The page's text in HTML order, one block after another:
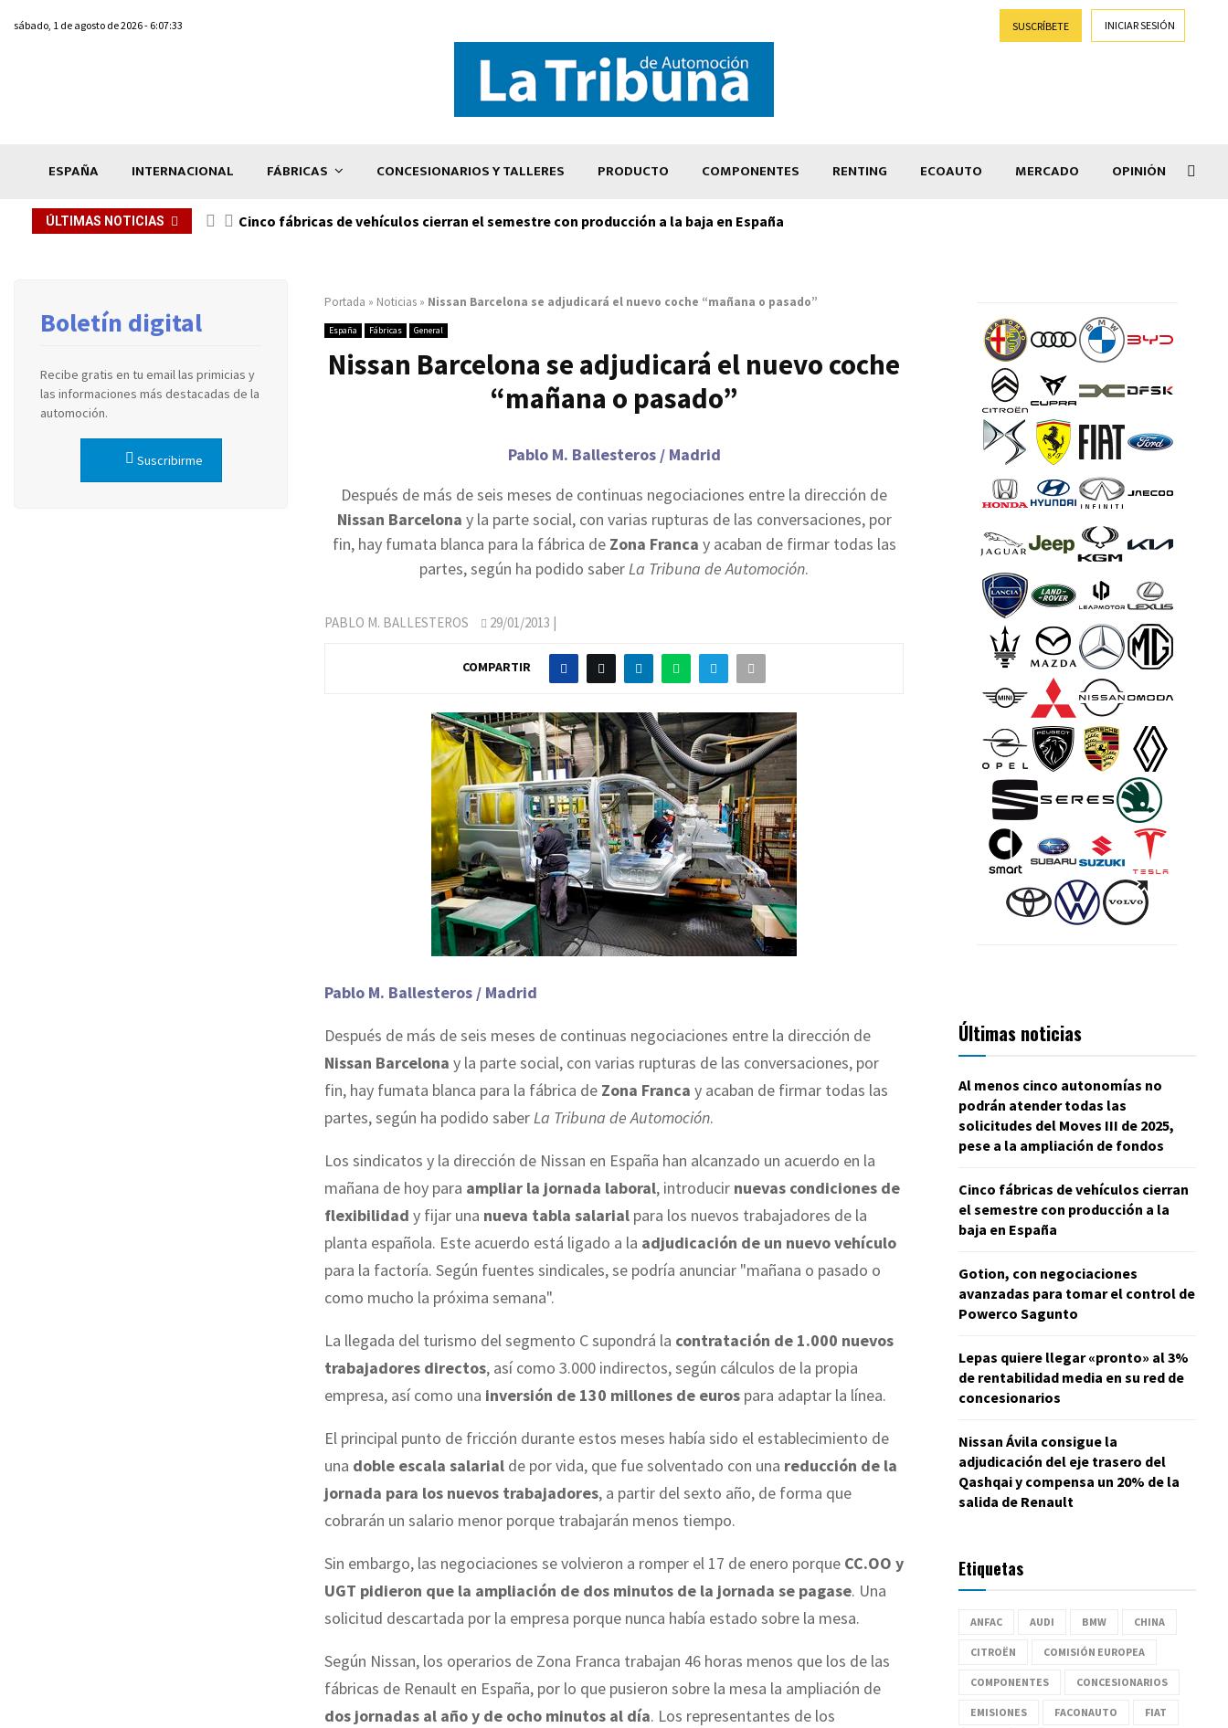
sábado, 1 de agosto de 2026 - 6:07:33 SUSCRÍBETE INICIAR SESIÓN
ESPAÑA INTERNACIONAL FÁBRICAS CONCESIONARIOS Y TALLERES PRODUCTO COMPONENTES RENTING ECOAUTO MERCADO OPINIÓN
ÚLTIMAS NOTICIAS Cinco fábricas de vehículos cierran el semestre con producción a la baja en España
Portada » Noticias » Nissan Barcelona se adjudicará el nuevo coche “mañana o pasado”
España Fábricas General
Nissan Barcelona se adjudicará el nuevo coche
“mañana o pasado”
Pablo M. Ballesteros / Madrid
Después de más de seis meses de continuas negociaciones entre la dirección de
Nissan Barcelona y la parte social, con varias rupturas de las conversaciones, por
fin, hay fumata blanca para la fábrica de Zona Franca y acaban de firmar todas las
partes, según ha podido saberLa Tribuna de Automoción.
PABLO M. BALLESTEROS 29/01/2013 |
COMPARTIR
Pablo M. Ballesteros / Madrid
Después de más de seis meses de continuas negociaciones entre la dirección de
Nissan Barcelona y la parte social, con varias rupturas de las conversaciones, por
fin, hay fumata blanca para la fábrica de Zona Franca y acaban de firmar todas las
partes, según ha podido saberLa Tribuna de Automoción.
Los sindicatos y la dirección de Nissan en España han alcanzado un acuerdo en la
mañana de hoy para ampliar la jornada laboral, introducir nuevas condiciones de
flexibilidad y fijar una nueva tabla salarial para los nuevos trabajadores de la
planta española. Este acuerdo está ligado a la adjudicación de un nuevo vehículo
para la factoría. Según fuentes sindicales, se podría anunciar "mañana o pasado o
como mucho la próxima semana".
La llegada del turismo del segmento C supondrá la contratación de 1.000 nuevos
trabajadores directos, así como 3.000 indirectos, según cálculos de la propia
empresa, así como una inversión de 130 millones de euros para adaptar la línea.
El principal punto de fricción durante estos meses había sido el establecimiento de
una doble escala salarial de por vida, que fue solventado con una reducción de la
jornada para los nuevos trabajadores, a partir del sexto año, de forma que
cobrarán un salario menor porque trabajarán menos tiempo.
Sin embargo, las negociaciones se volvieron a romper el 17 de enero porque CC.OO y
UGT pidieron que la ampliación de dos minutos de la jornada se pagase. Una
solicitud descartada por la empresa porque nunca había estado sobre la mesa.
Según Nissan, los operarios de Zona Franca trabajan 46 horas menos que los de las
fábricas de Renault en España, por lo que pusieron sobre la mesa la ampliación de
dos jornadas al año y de ocho minutos al día. Los representantes de los
Boletín digital
Recibe gratis en tu email las primicias y
las informaciones más destacadas de la
automoción.
Suscribirme
Últimas noticias
Al menos cinco autonomías no
podrán atender todas las
solicitudes del Moves III de 2025,
pese a la ampliación de fondos
Cinco fábricas de vehículos cierran
el semestre con producción a la
baja en España
Gotion, con negociaciones
avanzadas para tomar el control de
Powerco Sagunto
Lepas quiere llegar «pronto» al 3%
de rentabilidad media en su red de
concesionarios
Nissan Ávila consigue la
adjudicación del eje trasero del
Qashqai y compensa un 20% de la
salida de Renault
Etiquetas
ANFAC AUDI BMW CHINA
CITROËN COMISIÓN EUROPEA
COMPONENTES CONCESIONARIOS
EMISIONES FACONAUTO FIAT